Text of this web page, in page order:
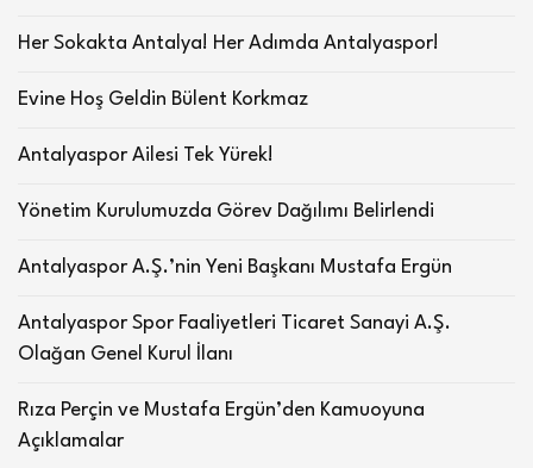
Her Sokakta Antalya! Her Adımda Antalyaspor!
Evine Hoş Geldin Bülent Korkmaz
Antalyaspor Ailesi Tek Yürek!
Yönetim Kurulumuzda Görev Dağılımı Belirlendi
Antalyaspor A.Ş.’nin Yeni Başkanı Mustafa Ergün
Antalyaspor Spor Faaliyetleri Ticaret Sanayi A.Ş.
Olağan Genel Kurul İlanı
Rıza Perçin ve Mustafa Ergün’den Kamuoyuna
Açıklamalar